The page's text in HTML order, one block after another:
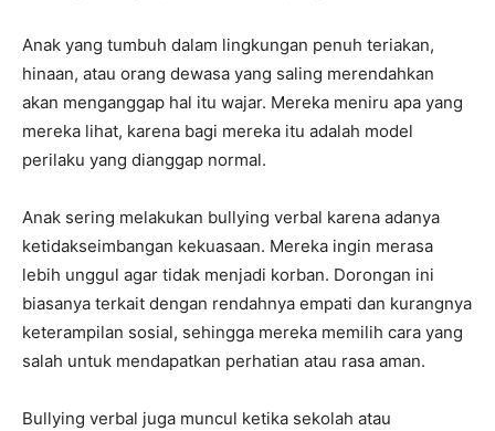
Anak yang tumbuh dalam lingkungan penuh teriakan,
hinaan, atau orang dewasa yang saling merendahkan
akan menganggap hal itu wajar. Mereka meniru apa yang
mereka lihat, karena bagi mereka itu adalah model
perilaku yang dianggap normal.
Anak sering melakukan bullying verbal karena adanya
ketidakseimbangan kekuasaan. Mereka ingin merasa
lebih unggul agar tidak menjadi korban. Dorongan ini
biasanya terkait dengan rendahnya empati dan kurangnya
keterampilan sosial, sehingga mereka memilih cara yang
salah untuk mendapatkan perhatian atau rasa aman.
Bullying verbal juga muncul ketika sekolah atau